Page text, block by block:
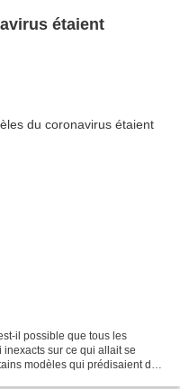
étaient
il possible que tous les
sur ce qui allait se
modèles qui prédisaient des